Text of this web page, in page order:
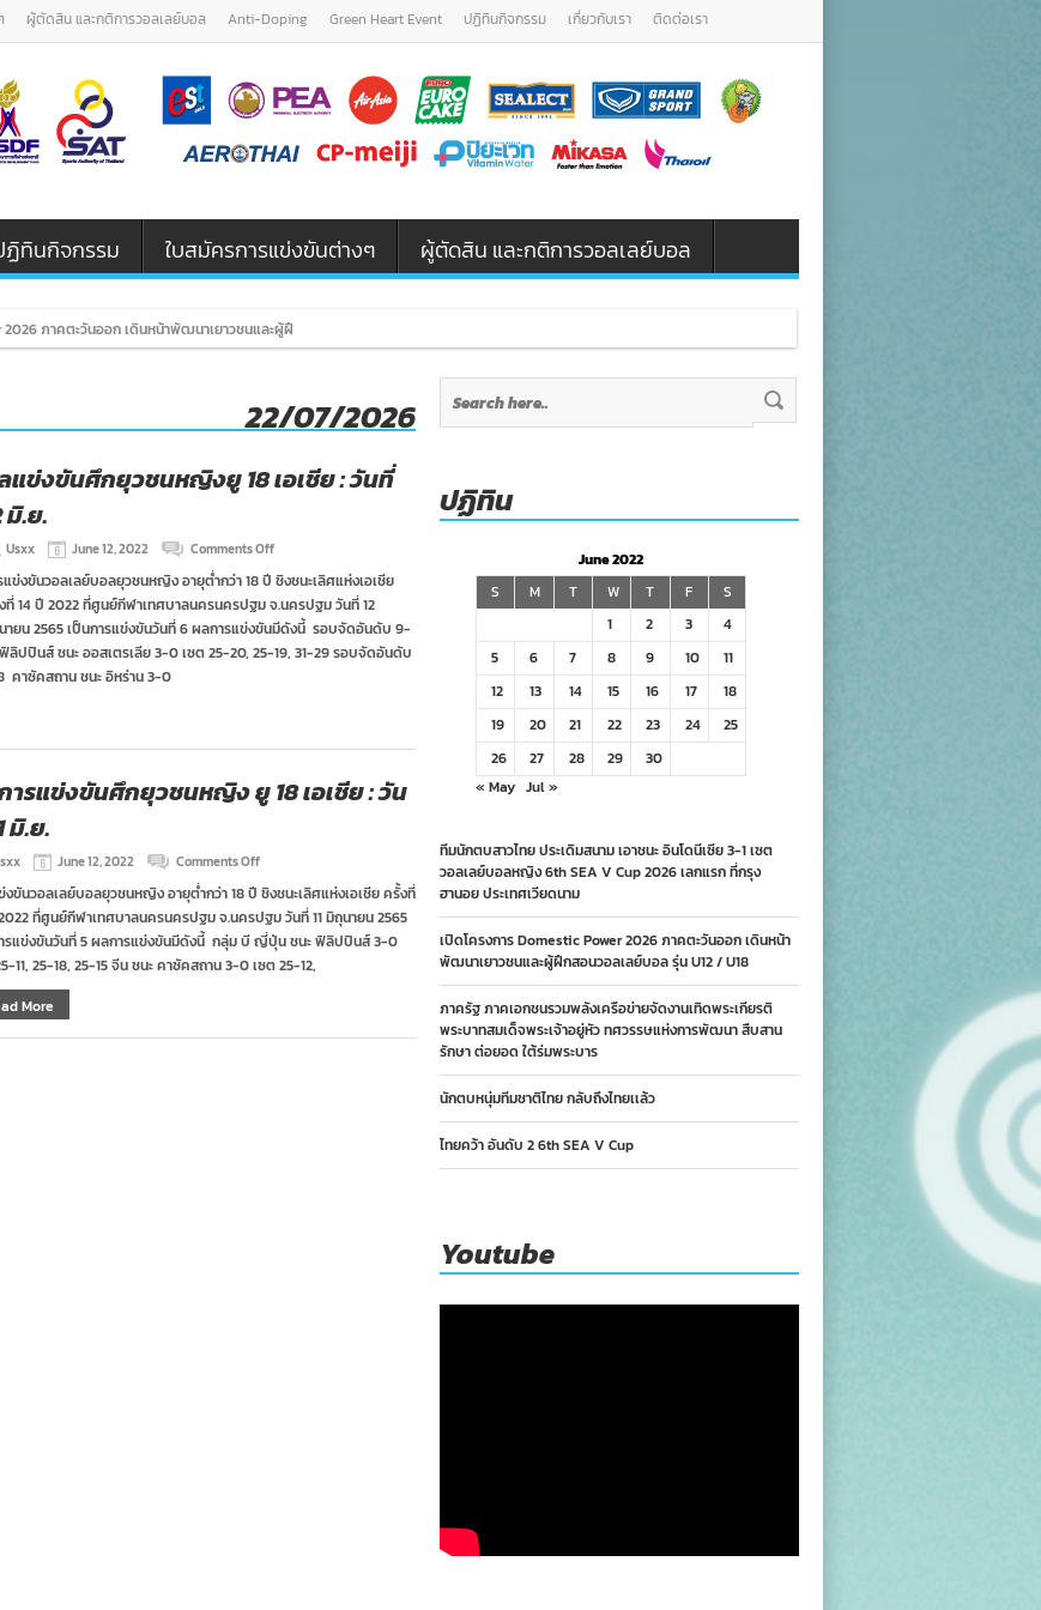
ผู้ตัดสิน และกติการวอลเลย์บอล Anti-Doping Green Heart Event ปฏิทินกิจกรรม เกี่ยวกับเรา ติดต่อเรา
ฏิทินกิจกรรม ใบสมัครการแข่งขันต่างๆ ผู้ตัดสิน และกติการวอลเลย์บอล
ภาคตะวันออก เดินหน้าพัฒนาเยาวชนและผู้ฝึกสอนวอลเลย์บอล รุ่น U12 / U18
22/07/2026
แข่งขันศึกยุวชนหญิงยู 18 เอเชีย : วันที่
มิ.ย.
Usxx June 12, 2022 Comments Offon
แข่งขัน
ศึก
ยุวชน
ยู
มิ.ย.
แข่งขันวอลเลย์บอลยุวชนหญิง อายุต่ำกว่า 18 ปี ชิงชนะเลิศแห่งเอเชีย
ที่ 14 ปี 2022 ที่ศูนย์กีฬาเทศบาลนครนครปฐม จ.นครปฐม วันที่ 12
ายน 2565 เป็นการแข่งขันวันที่ 6 ผลการแข่งขันมีดังนี้ รอบจัดอันดับ 9-
ลิปปินส์ ชนะ ออสเตรเลีย 3-0 เซต 25-20, 25-19, 31-29 รอบจัดอันดับ
คาซัคสถาน ชนะ อิหร่าน 3-0
ารแข่งขันศึกยุวชนหญิง ยู 18 เอเชีย : วัน
มิ.ย.
June 12, 2022 Comments Offon
การ
แข่งขัน
ศึก
ยุวชน
หญิง
งขันวอลเลย์บอลยุวชนหญิง อายุต่ำกว่า 18 ปี ชิงชนะเลิศแห่งเอเชีย ครั้งที่
ที่ศูนย์กีฬาเทศบาลนครนครปฐม จ.นครปฐม วันที่ 11 มิถุนายน 2565
รแข่งขันวันที่ 5 ผลการแข่งขันมีดังนี้ กลุ่ม บี ญี่ปุ่น ชนะ ฟิลิปปินส์ 3-0
11, 25-18, 25-15 จีน ชนะ คาซัคสถาน 3-0 เซต 25-12,
More
ปฏิทิน
June 2022
S
M T W T F
S
1
2 3
4
5
6 7 8 9 10
11
12
13 14 15 16 17
18
19
20 21 22 23 24
25
26
27 28 29
30
« May Jul »
ทีมนักตบสาวไทย ประเดิมสนาม เอาชนะ อินโดนีเซีย 3-1 เซต
วอลเลย์บอลหญิง 6th SEA V Cup 2026 เลกแรก ที่กรุง
ฮานอย ประเทศเวียดนาม
เปิดโครงการ Domestic Power 2026 ภาคตะวันออก เดินหน้า
พัฒนาเยาวชนและผู้ฝึกสอนวอลเลย์บอล รุ่น U12 / U18
ภาครัฐ ภาคเอกชนรวมพลังเครือข่ายจัดงานเทิดพระเกียรติ
พระบาทสมเด็จพระเจ้าอยู่หัว ทศวรรษแห่งการพัฒนา สืบสาน
รักษา ต่อยอด ใต้ร่มพระบาร
นักตบหนุ่มทีมชาติไทย กลับถึงไทยเเล้ว
ไทยคว้า อันดับ 2 6th SEA V Cup
Youtube